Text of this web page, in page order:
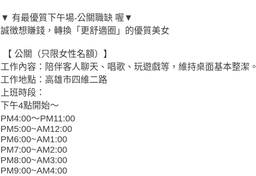
▼ 有最優質下午場-公關職缺 喔▼
誠徴想賺錢，轉換「更舒適圈」的優質美女
【 公關（只限女性名額）】
工作內容：陪伴客人聊天、唱歌、玩遊戲等，維持桌面基本整潔。
工作地點：高雄市四維二路
上班時段：
下午4點開始～
PM4:00～PM11:00
PM5:00~AM12:00
PM6:00~AM1:00
PM7:00~AM2:00
PM8:00~AM3:00
PM9:00~AM4:00